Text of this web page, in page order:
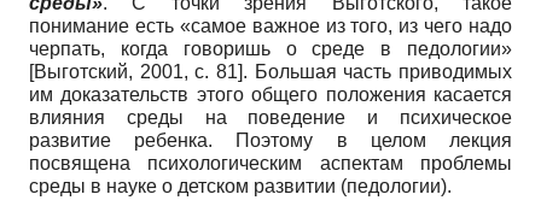
понимание есть «самое важное из того, из чего надо
черпать, когда говоришь о среде в педологии»
[Выготский, 2001, с. 81]. Большая часть приводимых
им доказательств этого общего положения касается
влияния среды на поведение и психическое
развитие ребенка. Поэтому в целом лекция
посвящена психологическим аспектам проблемы
среды в науке о детском развитии (педологии).